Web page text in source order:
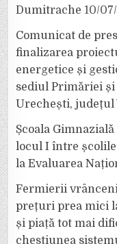
Dumitrache 10/
Comunicat de
finalizarea
energetice și
sediul Primăriei
Urechești, județul
Școala
locul I între
la Evaluarea
Fermierii
prețuri prea mici
și piață tot mai
chestiunea